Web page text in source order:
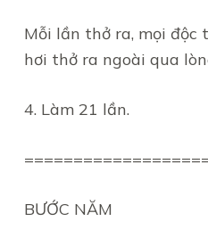
Mỗi lần thở ra, mọi độc
hơi thở ra ngoài qua
4. Làm 21 lần.
BƯỚC NĂM